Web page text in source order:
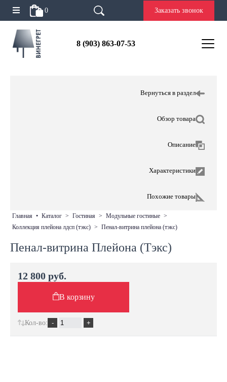
0 Заказать звонок
8 (903) 863-07-53
Вернуться в раздел
Обзор товара
Описание
Характеристики
Похожие товары
главная • каталог > гостиная > модульные гостиные >
коллекция плейона лдсп (тэкс) > пенал-витрина плейона (тэкс)
Пенал-витрина Плейона (Тэкс)
12 800 руб.
В корзину
Кол-во: